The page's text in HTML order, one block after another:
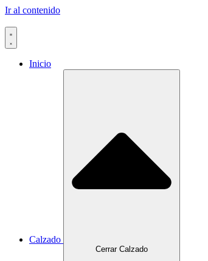
Ir al contenido
Inicio
Calzado
Cerrar Calzado